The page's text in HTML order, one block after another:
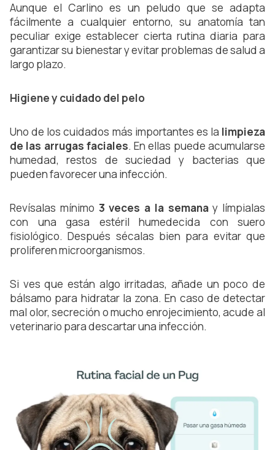
Aunque el Carlino es un peludo que se adapta
fácilmente a cualquier entorno, su anatomía tan
peculiar exige establecer cierta rutina diaria para
garantizar su bienestar y evitar problemas de salud a
largo plazo.
Higiene y cuidado del pelo
Uno de los cuidados más importantes es la limpieza
de las arrugas faciales. En ellas puede acumularse
humedad, restos de suciedad y bacterias que
pueden favorecer una infección.
Revísalas mínimo 3 veces a la semana y límpialas
con una gasa estéril humedecida con suero
fisiológico. Después sécalas bien para evitar que
proliferen microorganismos.
Si ves que están algo irritadas, añade un poco de
bálsamo para hidratar la zona. En caso de detectar
mal olor, secreción o mucho enrojecimiento, acude al
veterinario para descartar una infección.